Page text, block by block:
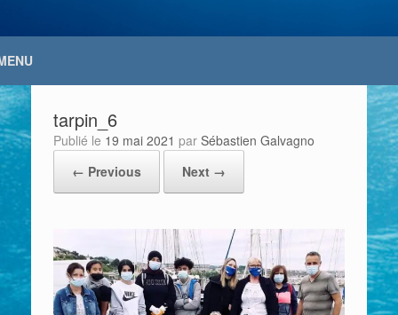
tarpin_6
Publié le 19 mai 2021 par Sébastien Galvagno
← Previous
Next →